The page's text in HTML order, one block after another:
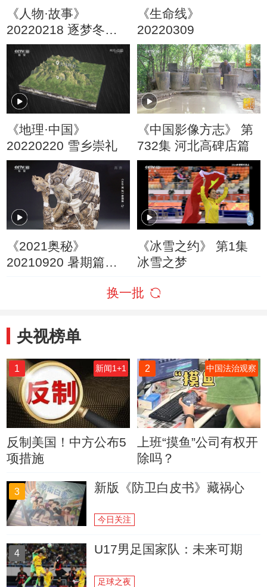
《人物·故事》
20220218 逐梦冬奥
（10）
《生命线》
20220309
《地理·中国》
20220220 雪乡崇礼
《中国影像方志》 第
732集 河北高碑店篇
《2021奥秘》
20210920 暑期篇
《冰雪之约》 第1集
冰雪之梦
换一批
央视榜单
1 新闻1+1
反制美国！中方公布5
项措施
2 中国法治观察
上班“摸鱼”公司有权开
除吗？
3 新版《防卫白皮书》藏祸心
今日关注
4 U17男足国家队：未来可期
足球之夜